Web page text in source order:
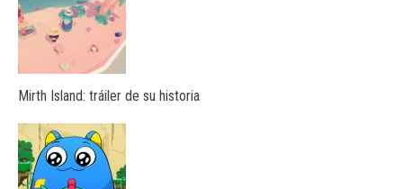
Mirth Island: tráiler de su historia